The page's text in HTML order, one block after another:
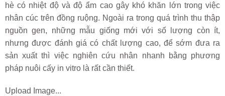
hè có nhiệt độ và độ ẩm cao gây khó khăn lớn trong việc
nhân cúc trên đồng ruộng. Ngoài ra trong quá trình thu thập
nguồn gen, những mẫu giống mới với số lượng còn ít,
nhưng được đánh giá có chất lượng cao, để sớm đưa ra
sản xuất thì việc nghiên cứu nhân nhanh bằng phương
pháp nuôi cấy in vitro là rất cần thiết.
Upload Image...